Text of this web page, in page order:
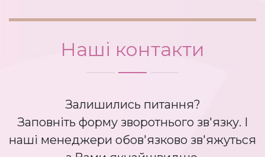
Наші контакти
Залишились питання?
Заповніть форму зворотнього зв'язку. І
наші менеджери обов'язково зв'яжуться